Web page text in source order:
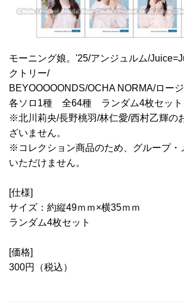
モーニング娘。'25/アンジュルム/
クトリー/
BEYOOOOONDS/OCHA NORMA/ロー
各ソロ1種 全64種 ランダム4枚セット
※北川莉央/長野桃羽/林仁愛/西村乙輝の
ざいません。
※コレクション商品のため、グループ・
いただけません。
[仕様]
サイズ：約縦49ｍｍ×横35ｍｍ
ランダム4枚セット
[価格]
300円（税込）